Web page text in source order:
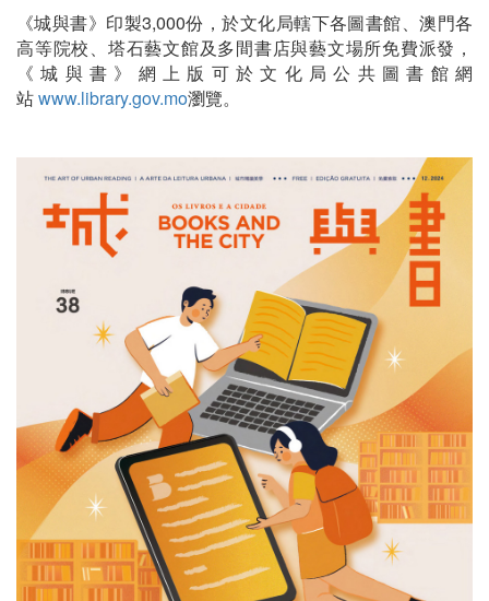
《城與書》印製3,000份，於文化局轄下各圖書館、澳門各
高等院校、塔石藝文館及多間書店與藝文場所免費派發，
《城與書》網上版可於文化局公共圖書館網
站www.library.gov.mo瀏覽。